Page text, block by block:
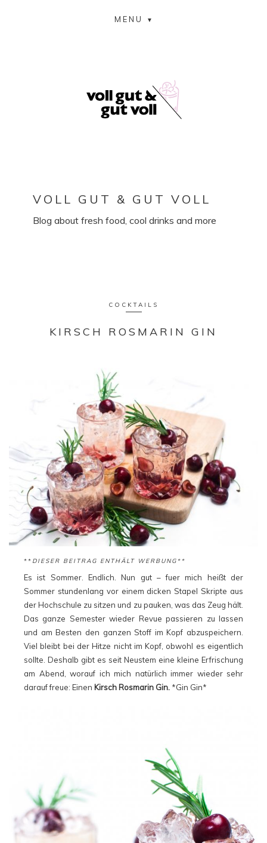
MENU
VOLL GUT & GUT VOLL
Blog about fresh food, cool drinks and more
COCKTAILS
KIRSCH ROSMARIN GIN
** DIESER BEITRAG ENTHÄLT WERBUNG**
Es ist Sommer. Endlich. Nun gut – fuer mich heißt der
Sommer stundenlang vor einem dicken Stapel Skripte aus
der Hochschule zu sitzen und zu pauken, was das Zeug hält.
Das ganze Semester wieder Revue passieren zu lassen
und am Besten den ganzen Stoff im Kopf abzuspeichern.
Viel bleibt bei der Hitze nicht im Kopf, obwohl es eigentlich
sollte. Deshalb gibt es seit Neustem eine kleine Erfrischung
am Abend, worauf ich mich natürlich immer wieder sehr
darauf freue: Einen Kirsch Rosmarin Gin. *Gin Gin*